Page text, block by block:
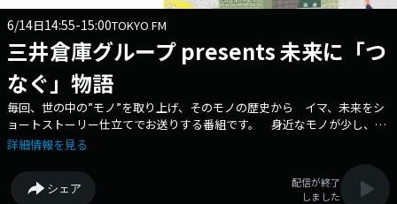
6/14日14:55-15:00TOKYO FM
三井倉庫グループ presents 未来に「つ
なぐ」物語
毎回、世の中の”モノ”を取り上げ、そのモノの歴史から イマ、未来をシ
ョートストーリー仕立てでお送りする番組です。 身近なモノが少し、へ
え～となるお話をお届けします。 番組Webサイト：
https://www.tfm.co.jp/f/miratsuna/message
詳細情報を見る
シェア
配信が終了
しました